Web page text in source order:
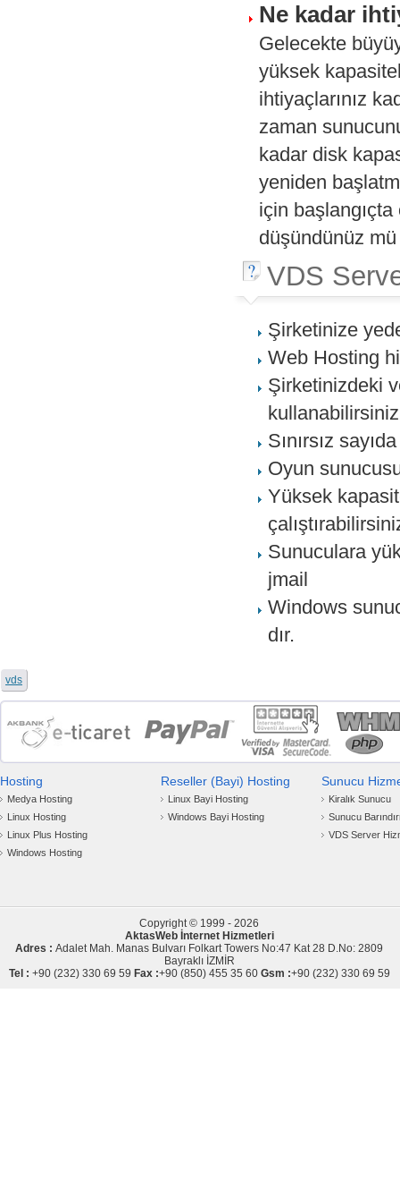
Ne kadar
Gelecekte
yüksek
ihtiyaçlarınız
zaman
kadar disk
yeniden
için
düşündünüz
VDS
Şirketinize
Web Hosting
Şirketinizdeki
Sınırsız
Oyun
Yüksek
Sunuculara
jmail
Windows
dır.
vds
Hosting
Medya Hosting
Linux Hosting
Linux Plus Hosting
Windows Hosting
Reseller (Bayi) Hosting
Linux Bayi Hosting
Windows Bayi Hosting
Sunucu
Kiralık Sunucu
Sunucu
VDS Server
Copyright © 1999 - 2026
AktasWeb İnternet Hizmetleri
Adres :Adalet Mah. Manas Bulvarı Folkart Towers No:47 Kat 28 D.No: 2809
Bayraklı İZMİR
Tel : +90 (232) 330 69 59 Fax :+90 (850) 455 35 60 Gsm :+90 (232) 330 69 59